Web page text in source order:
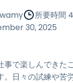
所要時間
30, 2025
事で楽しんできた
。日々の試練や苦